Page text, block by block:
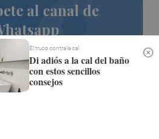
al canal de
de las últimas noticias
suscribirme!
El truco contra la cal
Di adiós a la cal del baño
con estos sencillos
consejos